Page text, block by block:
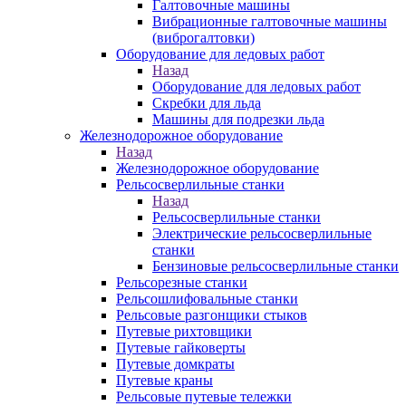
Галтовочные машины
Вибрационные галтовочные машины
(виброгалтовки)
Оборудование для ледовых работ
Назад
Оборудование для ледовых работ
Скребки для льда
Машины для подрезки льда
Железнодорожное оборудование
Назад
Железнодорожное оборудование
Рельсосверлильные станки
Назад
Рельсосверлильные станки
Электрические рельсосверлильные
станки
Бензиновые рельсосверлильные станки
Рельсорезные станки
Рельсошлифовальные станки
Рельсовые разгонщики стыков
Путевые рихтовщики
Путевые гайковерты
Путевые домкраты
Путевые краны
Рельсовые путевые тележки